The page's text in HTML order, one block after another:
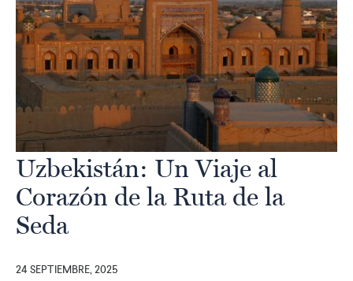
Uzbekistán: Un Viaje al
Corazón de la Ruta de la
Seda
24 SEPTIEMBRE, 2025